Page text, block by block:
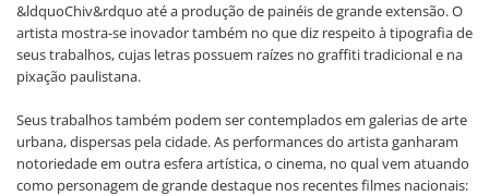
&ldquoChiv&rdquo até a produção de painéis de grande extensão. O
artista mostra-se inovador também no que diz respeito à tipografia de
seus trabalhos, cujas letras possuem raízes no graffiti tradicional e na
pixação paulistana.
Seus trabalhos também podem ser contemplados em galerias de arte
urbana, dispersas pela cidade. As performances do artista ganharam
notoriedade em outra esfera artística, o cinema, no qual vem atuando
como personagem de grande destaque nos recentes filmes nacionais: